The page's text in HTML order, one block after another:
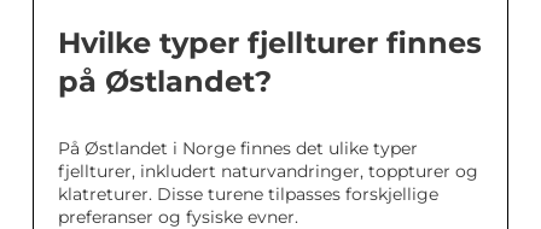
Hvilke typer fjellturer finnes
på Østlandet?
På Østlandet i Norge finnes det ulike typer
fjellturer, inkludert naturvandringer, toppturer og
klatreturer. Disse turene tilpasses forskjellige
preferanser og fysiske evner.